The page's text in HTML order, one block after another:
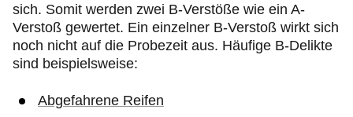
sich. Somit werden zwei B-Verstöße wie ein A-
Verstoß gewertet. Ein einzelner B-Verstoß wirkt sich
noch nicht auf die Probezeit aus. Häufige B-Delikte
sind beispielsweise:
Abgefahrene Reifen